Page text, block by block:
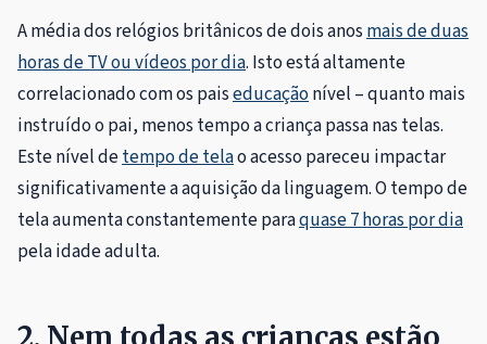
A média dos relógios britânicos de dois anosmais de duas
horas de TV ou vídeos por dia. Isto está altamente
correlacionado com os paiseducaçãonível – quanto mais
instruído o pai, menos tempo a criança passa nas telas.
Este nível detempo de telao acesso pareceu impactar
significativamente a aquisição da linguagem. O tempo de
tela aumenta constantemente paraquase 7 horas por dia
pela idade adulta.